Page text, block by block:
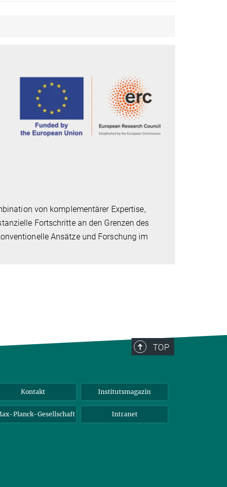
von komplementärer Expertise,
Fortschritte an den Grenzen des
Ansätze und Forschung im
TOP
Kontakt Institutsmagazin
Planck-Gesellschaft Intranet